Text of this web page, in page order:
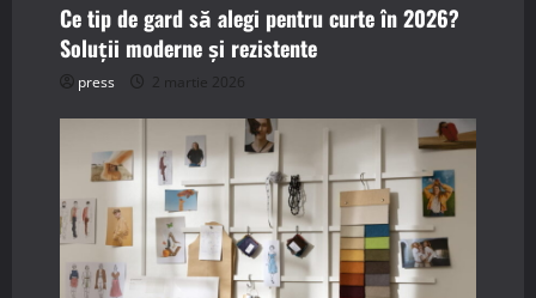
Ce tip de gard să alegi pentru curte în 2026?
Soluții moderne și rezistente
press 2 martie 2026